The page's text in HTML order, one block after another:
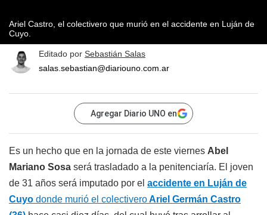
Ariel Castro, el colectivero que murió en el accidente en Luján de
Cuyo.
Editado por Sebastián Salas
salas.sebastian@diariouno.com.ar
Agregar Diario UNO en
Es un hecho que en la jornada de este viernes Abel
Mariano Sosa será trasladado a la penitenciaría. El joven
de 31 años será imputado por el accidente en Luján de
Cuyo donde murió el colectiveroAriel Germán Castro